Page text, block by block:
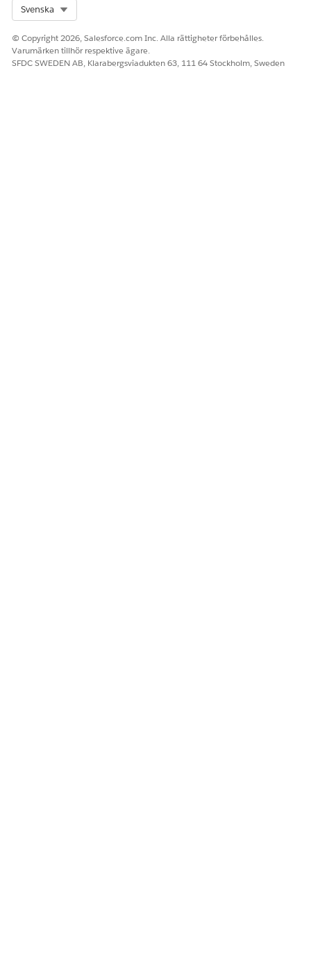
Svenska
© Copyright 2026, Salesforce.com Inc. Alla rättigheter förbehålles.
Varumärken tillhör respektive ägare.
SFDC SWEDEN AB, Klarabergsviadukten 63, 111 64 Stockholm, Sweden